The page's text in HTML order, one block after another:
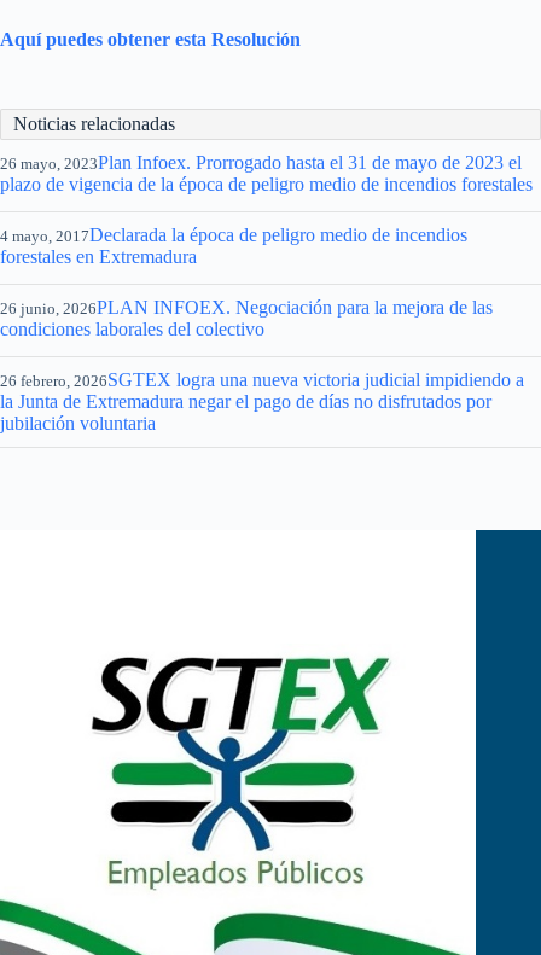
Aquí puedes obtener esta Resolución
Noticias relacionadas
26 mayo, 2023Plan Infoex. Prorrogado hasta el 31 de mayo de 2023 el
plazo de vigencia de la época de peligro medio de incendios forestales
4 mayo, 2017Declarada la época de peligro medio de incendios
forestales en Extremadura
26 junio, 2026PLAN INFOEX. Negociación para la mejora de las
condiciones laborales del colectivo
26 febrero, 2026SGTEX logra una nueva victoria judicial impidiendo a
la Junta de Extremadura negar el pago de días no disfrutados por
jubilación voluntaria